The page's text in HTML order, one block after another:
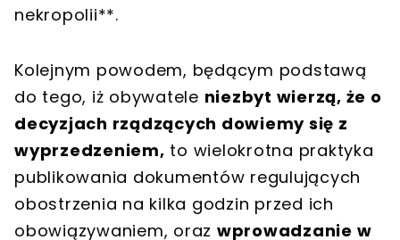
nekropolii**.
Kolejnym powodem, będącym podstawą
do tego, iż obywatele niezbyt wierzą, że o
decyzjach rządzących dowiemy się z
wyprzedzeniem, to wielokrotna praktyka
publikowania dokumentów regulujących
obostrzenia na kilka godzin przed ich
obowiązywaniem, oraz wprowadzanie w